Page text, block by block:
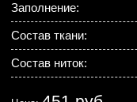
Заполнение:
Состав ткани:
Состав ниток: